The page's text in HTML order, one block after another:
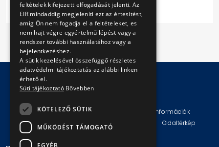
Impresszum Jogi nyilatkozat
Technikai információk
Adatvédelmi politika és tájékoztatások
Oldaltérkép
feltételek kifejezett elfogadását jelenti. Az
EIR mindaddig megjeleníti ezt az értesitést,
amig Ön nem fogadja el a feltételeket, es
nem hajt végre egyértelmű lépést vagy a
rendszer további használatához vagy a
bejelentkezéshez.
A sütik kezelésével összefüggő részletes
adatvédelmi tájékoztatás az alábbi linken
érhető el.
Süti tájékoztató Bővebben
KÖTELEZŐ SÜTIK
MŰKÖDÉST TÁMOGATÓ
EGYÉB